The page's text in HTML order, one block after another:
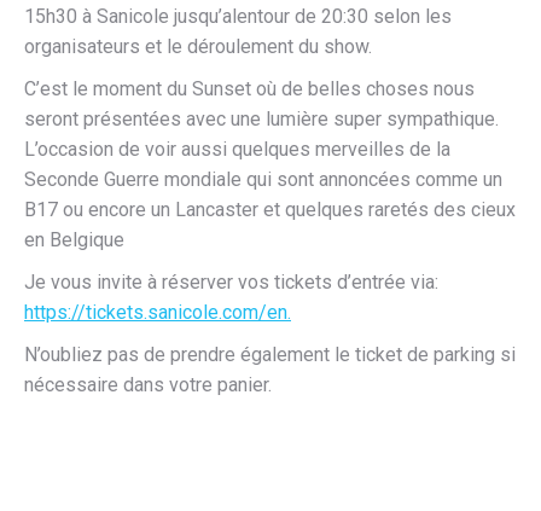
15h30 à Sanicole jusqu’alentour de 20:30 selon les
organisateurs et le déroulement du show.
C’est le moment du Sunset où de belles choses nous
seront présentées avec une lumière super sympathique.
L’occasion de voir aussi quelques merveilles de la
Seconde Guerre mondiale qui sont annoncées comme un
B17 ou encore un Lancaster et quelques raretés des cieux
en Belgique
Je vous invite à réserver vos tickets d’entrée via:
https://tickets.sanicole.com/en.
N’oubliez pas de prendre également le ticket de parking si
nécessaire dans votre panier.